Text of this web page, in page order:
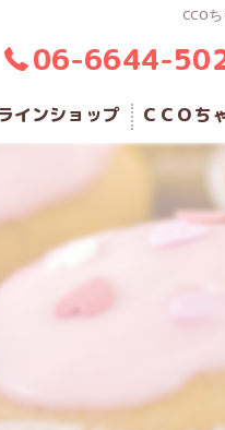
CCO
06-6644-
インショップ ＣＣＯち